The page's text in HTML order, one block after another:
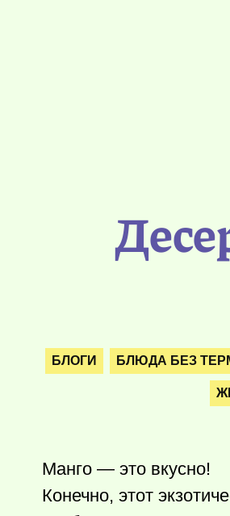
БЛОГИ БЛЮДА БЕЗ
Манго — это вкусно!
Конечно, этот